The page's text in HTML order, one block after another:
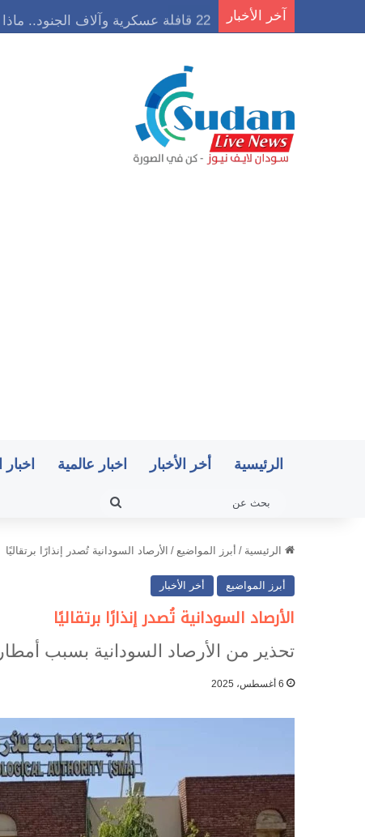
آخر الأخبار 22 قافلة عسكرية وآلاف الجنود.. ماذا يحدث في كردفان مع تصاعد أزمة النازحين؟
الرئيسية أخر الأخبار اخبار عالمية اخبار
الرئيسية / أبرز المواضيع / الأرصاد السودانية تُصدر إنذارًا برتقاليًا
أبرز المواضيع أخر الأخبار
الأرصاد السودانية تُصدر إنذارًا برتقاليًا
تحذير من الأرصاد السودانية بسبب
6 أغسطس، 2025